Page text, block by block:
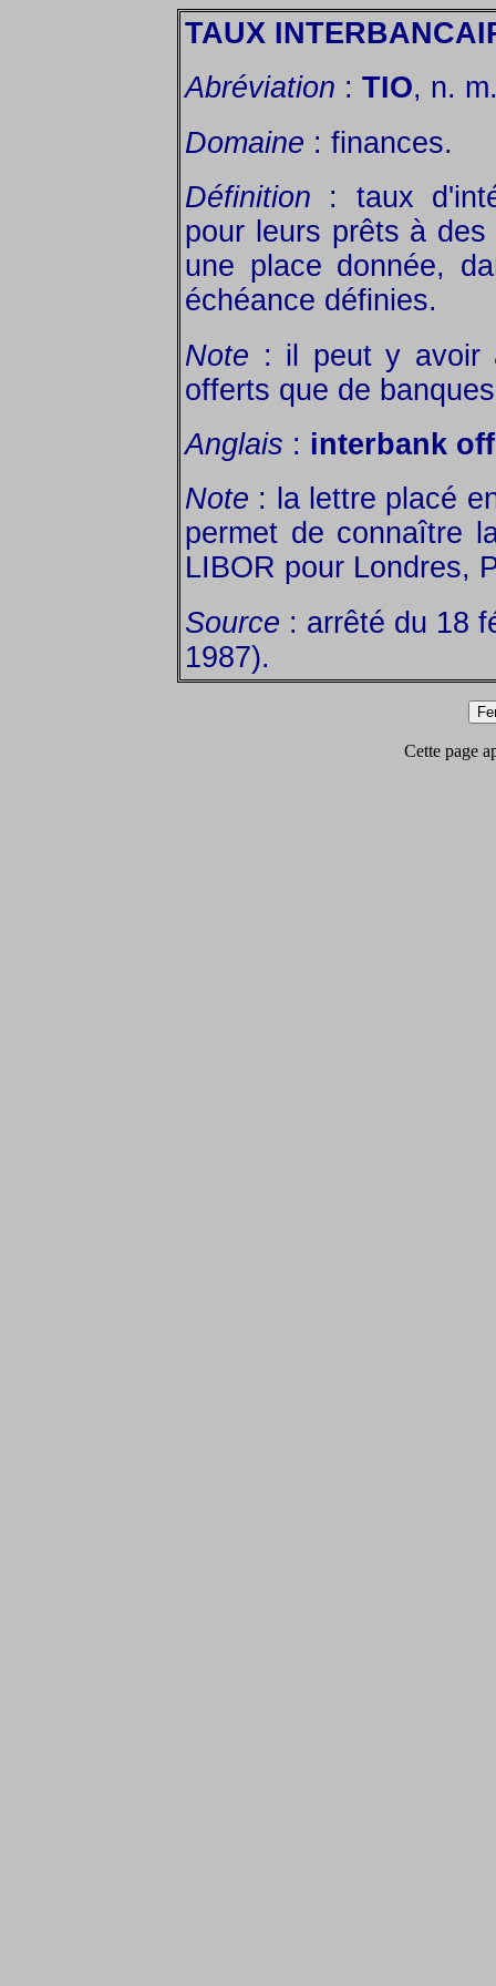
TAUX
Abréviation : TIO, n.
Domaine : finances.
Définition : taux
pour leurs prêts à
une place donnée,
échéance définies.
Note : il peut y avoir
offerts que de
Anglais : interbank
Note : la lettre placé
permet de connaître
LIBOR pour Londres,
Source : arrêté du 18
1987).
Cette page